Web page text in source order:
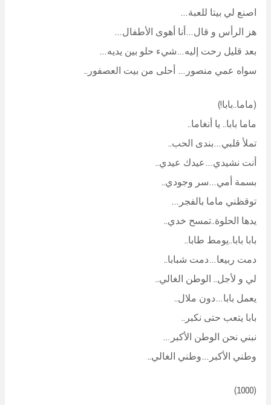
اصنع لي بيتا للعبة…
هز الرأس و قال…أنا أهوى الأطفال…
بعد قليل رحت إليه…شيء حلو بين يديه…
سواه عمي منصور… أحلى من بيت العصفور..
(ماما..بابا!)
ماما بابا.. يا أنغاما..
تملأ قلبي…بندى الحب..
أنت نشيدي…عيدك عيدي..
بسمة أمي…سر وجودي..
توقظني ماما بالفجر…
يدها الحلوة..تمسح خدي..
بابا بابا..يومط طابا..
دمت ربيعا…دمت شبابا..
لي و لأجل.. الوطن الغالي..
يعمل بابا…دون ملال..
بابا يتعب حتى نكبر..
نبني نحن الوطن الأكبر…
وطني الأكبر…وطني الغالي..
(1000)